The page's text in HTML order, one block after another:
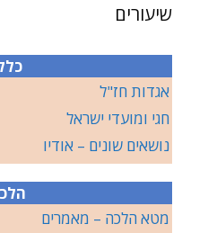
שיעורים
אגדות חז"ל
חגי ומועדי ישראל
נושאים שונים – אודיו
מטא הלכה – מאמרים